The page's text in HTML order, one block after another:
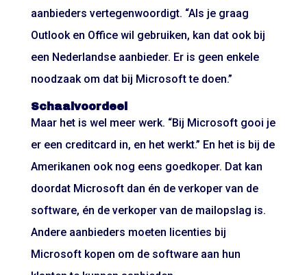
aanbieders vertegenwoordigt. “Als je graag
Outlook en Office wil gebruiken, kan dat ook bij
een Nederlandse aanbieder. Er is geen enkele
noodzaak om dat bij Microsoft te doen.”
Schaalvoordeel
Maar het is wel meer werk. “Bij Microsoft gooi je
er een creditcard in, en het werkt.” En het is bij de
Amerikanen ook nog eens goedkoper. Dat kan
doordat Microsoft dan én de verkoper van de
software, én de verkoper van de mailopslag is.
Andere aanbieders moeten licenties bij
Microsoft kopen om de software aan hun